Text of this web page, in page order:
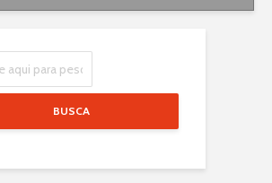
BUSCA